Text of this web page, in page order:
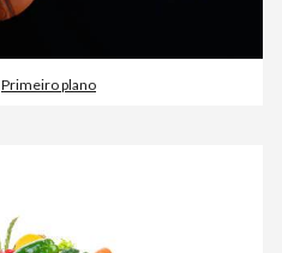
Primeiro plano